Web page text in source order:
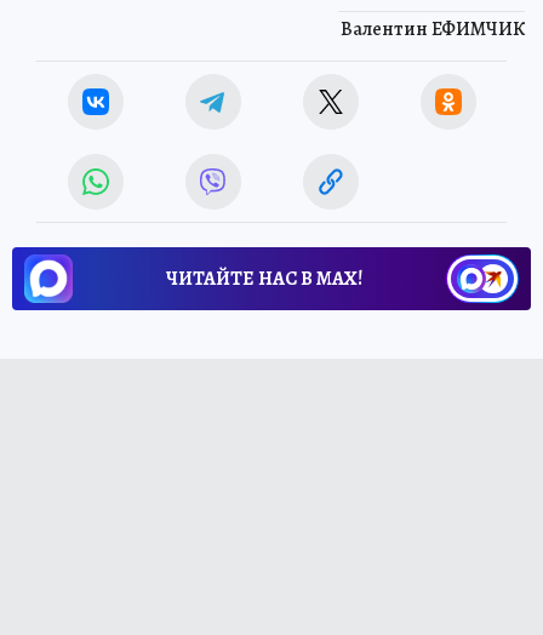
Валентин ЕФИМЧИК
ЧИТАЙТЕ НАС В МАХ!